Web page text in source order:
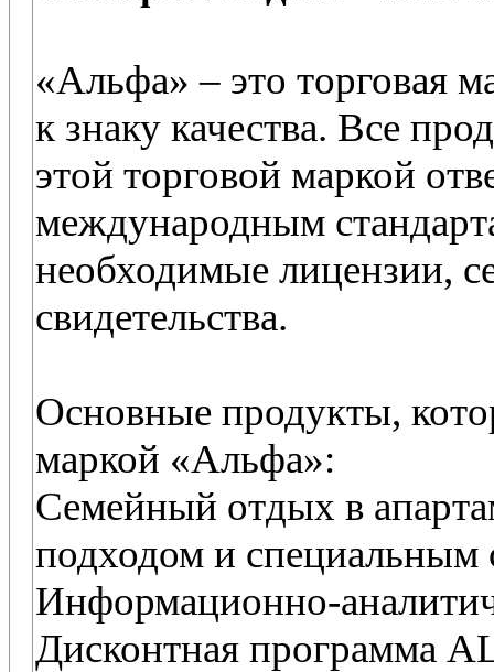
«Альфа» – это торговая
к знаку качества. Все
этой торговой маркой
международным
необходимые лицензии,
свидетельства.
Основные продукты,
маркой «Альфа»:
Семейный отдых в
подходом и специальным
Информационно-
Дисконтная программа